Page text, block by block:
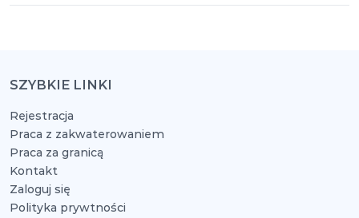
SZYBKIE LINKI
Rejestracja
Praca z zakwaterowaniem
Praca za granicą
Kontakt
Zaloguj się
Polityka prywtności